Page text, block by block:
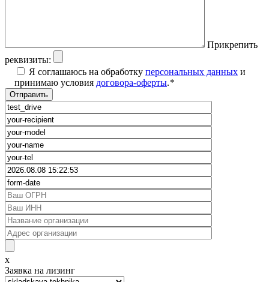
Прикрепить
реквизиты:
Я соглашаюсь на обработку персональных данных и
принимаю условия договора-оферты.*
x
Заявка на лизинг